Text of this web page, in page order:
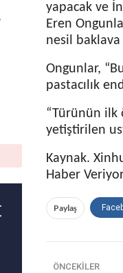
yapacak ve
Eren
nesil
Ongunlar,
pastacılık
“Türünün ilk
yetiştirilen
Kaynak.
Haber
Paylaş
ÖNCEKILER